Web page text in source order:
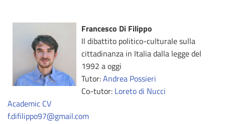
Francesco Di Filippo
Il dibattito politico-culturale sulla
cittadinanza in Italia dalla legge del
1992 a oggi
Tutor:Andrea Possieri
Co-tutor: Loreto di Nucci
Academic CV
f.difilippo97@gmail.com